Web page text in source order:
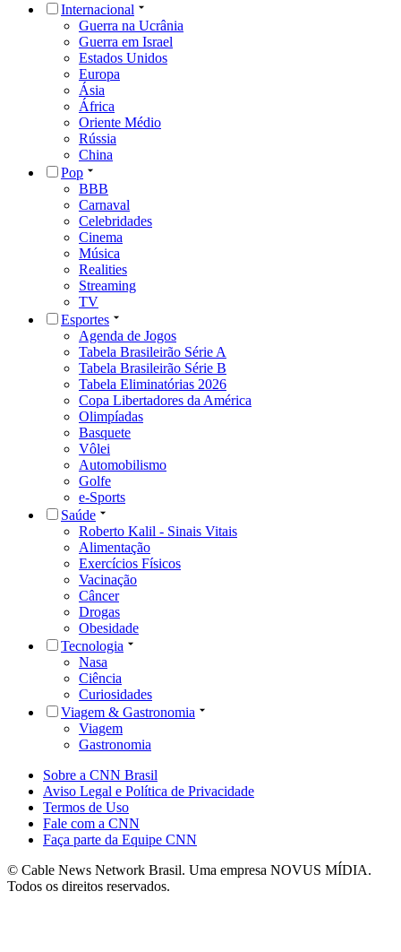
Internacional
Guerra na Ucrânia
Guerra em Israel
Estados Unidos
Europa
Ásia
África
Oriente Médio
Rússia
China
Pop
BBB
Carnaval
Celebridades
Cinema
Música
Realities
Streaming
TV
Esportes
Agenda de Jogos
Tabela Brasileirão Série A
Tabela Brasileirão Série B
Tabela Eliminatórias 2026
Copa Libertadores da América
Olimpíadas
Basquete
Vôlei
Automobilismo
Golfe
e-Sports
Saúde
Roberto Kalil - Sinais Vitais
Alimentação
Exercícios Físicos
Vacinação
Câncer
Drogas
Obesidade
Tecnologia
Nasa
Ciência
Curiosidades
Viagem & Gastronomia
Viagem
Gastronomia
Sobre a CNN Brasil
Aviso Legal e Política de Privacidade
Termos de Uso
Fale com a CNN
Faça parte da Equipe CNN
© Cable News Network Brasil. Uma empresa NOVUS MÍDIA.
Todos os direitos reservados.